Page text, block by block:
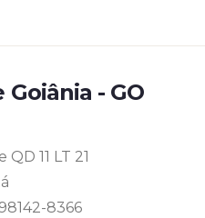
- GO
11 LT 21
8366